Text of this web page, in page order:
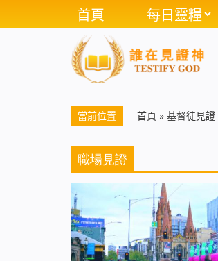
首頁 每日靈糧
當前位置 首頁 » 基督徒見證
職場見證